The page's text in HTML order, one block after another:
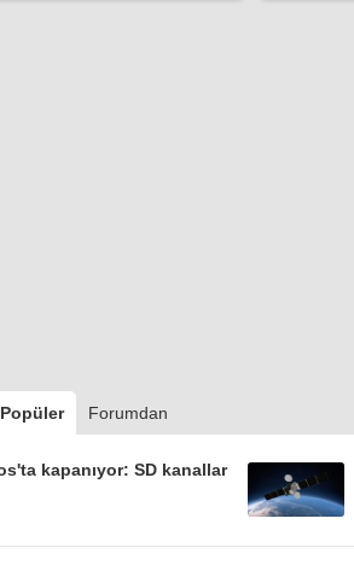
Popüler Forumdan
kapanıyor: SD kanallar